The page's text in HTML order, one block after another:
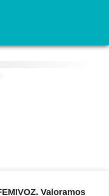
Valoramos